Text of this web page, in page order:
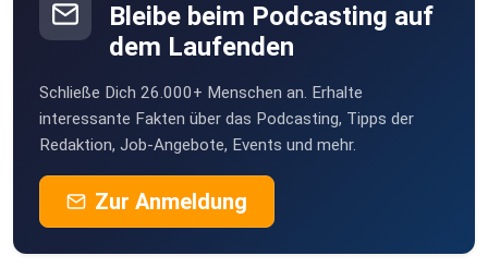
Bleibe beim Podcasting auf
dem Laufenden
Schließe Dich 26.000+ Menschen an. Erhalte
interessante Fakten über das Podcasting, Tipps der
Redaktion, Job-Angebote, Events und mehr.
Zur Anmeldung